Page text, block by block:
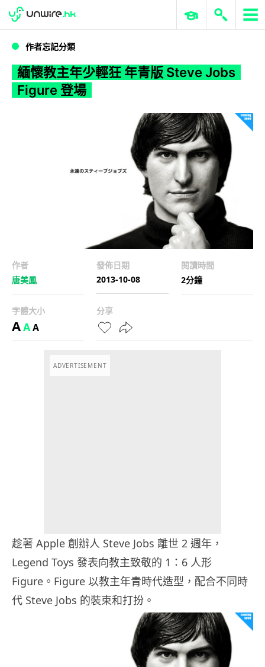
WWDC 2026 ERP 與商業 AI
作者忘記分類
緬懷教主年少輕狂 年青版 Steve Jobs
Figure 登場
作者
唐美鳳
發佈日期
2013-10-08
閱讀時間
2分鐘
字體大小
AAA
分享
ADVERTISEMENT
趁著 Apple 創辦人 Steve Jobs 離世 2 週年，
Legend Toys 發表向教主致敬的 1：6 人形
Figure。Figure 以教主年青時代造型，配合不同時
代 Steve Jobs 的裝束和打扮。